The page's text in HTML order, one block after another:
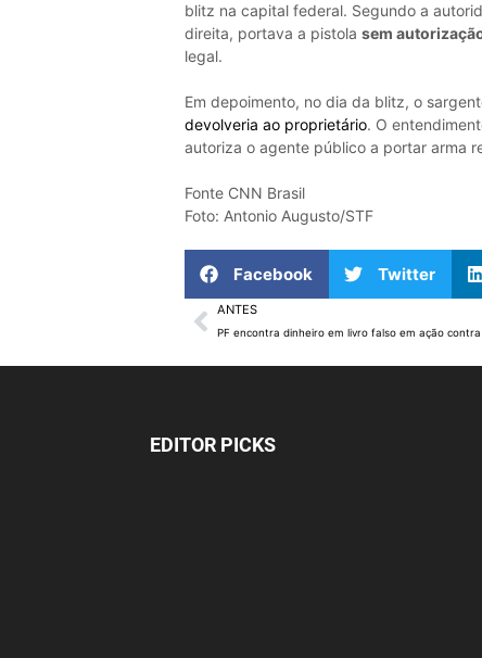
blitz na capital federal. Segundo a
direita, portava a pistola sem
legal.
Em depoimento, no dia da blitz, o
devolveria ao proprietário. O
autoriza o agente público a portar arma
Fonte CNN Brasil
Foto: Antonio Augusto/STF
Facebook Twitter
ANTES
EDITOR PICKS